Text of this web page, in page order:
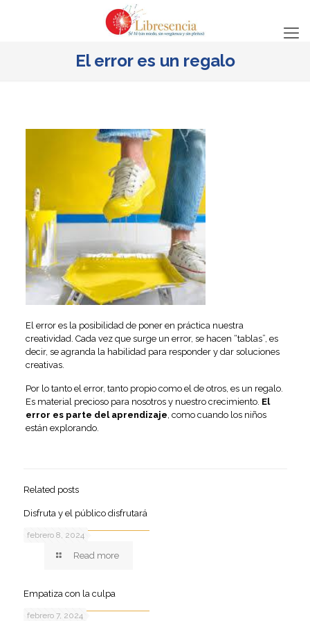
El error es un regalo
El error es la posibilidad de poner en práctica nuestra
creatividad. Cada vez que surge un error, se hacen “tablas”, es
decir, se agranda la habilidad para responder y dar soluciones
creativas.
Por lo tanto el error, tanto propio como el de otros, es un regalo.
Es material precioso para nosotros y nuestro crecimiento. El
error es parte del aprendizaje, como cuando los niños
están explorando.
Related posts
febrero 8, 2024
Disfruta y el público disfrutará
Read more
febrero 7, 2024
Empatiza con la culpa